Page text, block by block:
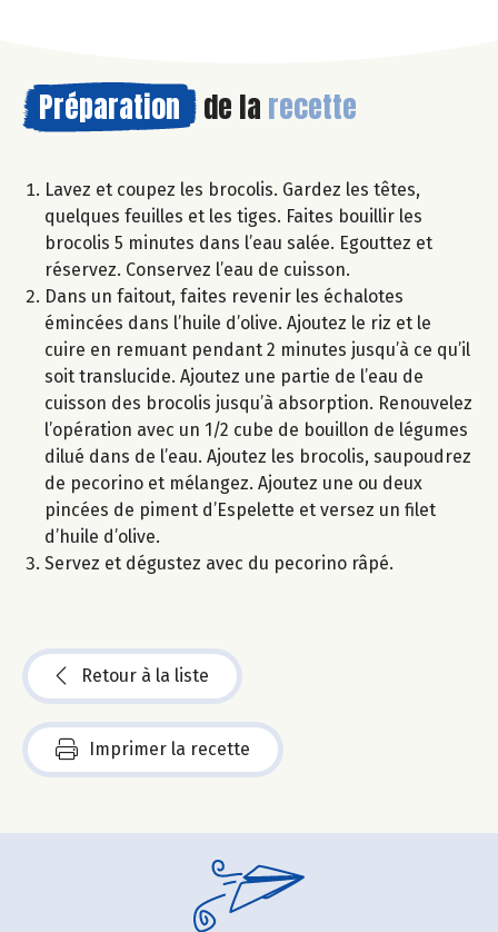
Préparation de la recette
Lavez et coupez les brocolis. Gardez les têtes,
quelques feuilles et les tiges. Faites bouillir les
brocolis 5 minutes dans l’eau salée. Egouttez et
réservez. Conservez l’eau de cuisson.
Dans un faitout, faites revenir les échalotes
émincées dans l’huile d’olive. Ajoutez le riz et le
cuire en remuant pendant 2 minutes jusqu’à ce qu’il
soit translucide. Ajoutez une partie de l’eau de
cuisson des brocolis jusqu’à absorption. Renouvelez
l’opération avec un 1/2 cube de bouillon de légumes
dilué dans de l’eau. Ajoutez les brocolis, saupoudrez
de pecorino et mélangez. Ajoutez une ou deux
pincées de piment d’Espelette et versez un filet
d’huile d’olive.
Servez et dégustez avec du pecorino râpé.
Retour à la liste
Imprimer la recette